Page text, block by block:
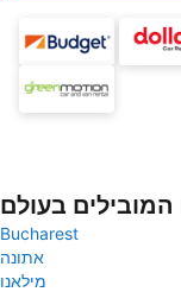
המובילים בעולם
Bucharest
אתונה
מילאנו